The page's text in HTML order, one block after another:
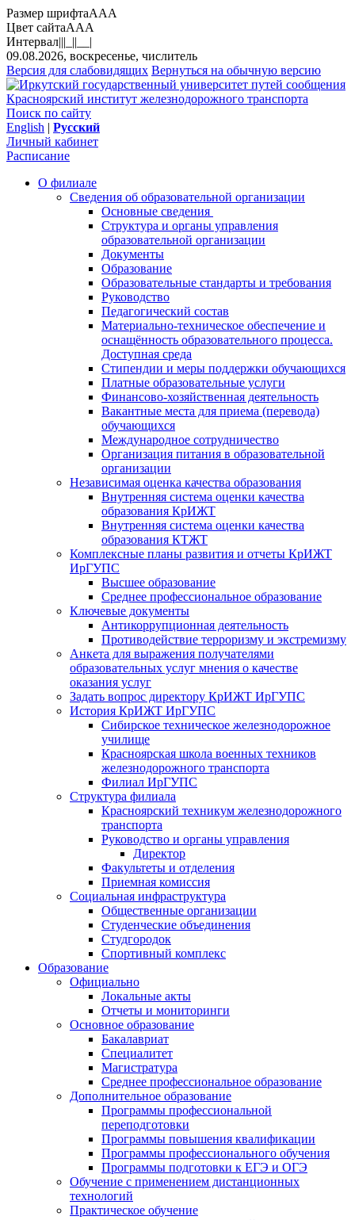
Размер шрифтаAAA
Цвет сайтаAAA
Интервал|||_||__|
09.08.2026, воскресенье, числитель
Версия для слабовидящих Вернуться на обычную версию
Красноярский институт железнодорожного транспорта
Поиск по сайту
English | Русский
Личный кабинет
Расписание
О филиале
Сведения об образовательной организации
Основные сведения
Структура и органы управления
образовательной организации
Документы
Образование
Образовательные стандарты и требования
Руководство
Педагогический состав
Материально-техническое обеспечение и
оснащённость образовательного процесса.
Доступная среда
Стипендии и меры поддержки обучающихся
Платные образовательные услуги
Финансово-хозяйственная деятельность
Вакантные места для приема (перевода)
обучающихся
Международное сотрудничество
Организация питания в образовательной
организации
Независимая оценка качества образования
Внутренняя система оценки качества
образования КрИЖТ
Внутренняя система оценки качества
образования КТЖТ
Комплексные планы развития и отчеты КрИЖТ
ИрГУПС
Высшее образование
Среднее профессиональное образование
Ключевые документы
Антикоррупционная деятельность
Противодействие терроризму и экстремизму
Анкета для выражения получателями
образовательных услуг мнения о качестве
оказания услуг
Задать вопрос директору КрИЖТ ИрГУПС
История КрИЖТ ИрГУПС
Сибирское техническое железнодорожное
училище
Красноярская школа военных техников
железнодорожного транспорта
Филиал ИрГУПС
Структура филиала
Красноярский техникум железнодорожного
транспорта
Руководство и органы управления
Директор
Факультеты и отделения
Приемная комиссия
Социальная инфраструктура
Общественные организации
Студенческие объединения
Студгородок
Спортивный комплекс
Образование
Официально
Локальные акты
Отчеты и мониторинги
Основное образование
Бакалавриат
Специалитет
Магистратура
Среднее профессиональное образование
Дополнительное образование
Программы профессиональной
переподготовки
Программы повышения квалификации
Программы профессионального обучения
Программы подготовки к ЕГЭ и ОГЭ
Обучение с применением дистанционных
технологий
Практическое обучение